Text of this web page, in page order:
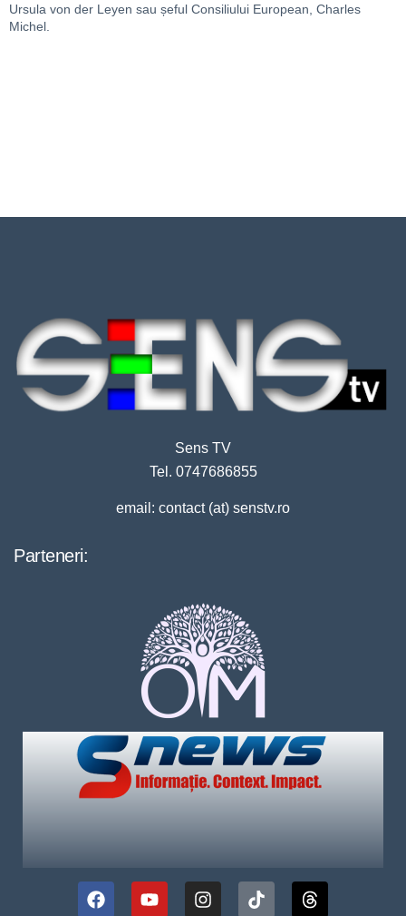
Ursula von der Leyen sau șeful Consiliului European, Charles
Michel.
Sens TV
Tel. 0747686855
email: contact (at) senstv.ro
Parteneri: